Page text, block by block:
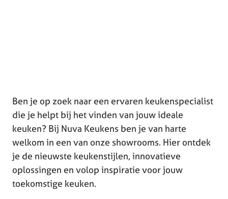
Ben je op zoek naar een ervaren keukenspecialist
die je helpt bij het vinden van jouw ideale
keuken? Bij Nuva Keukens ben je van harte
welkom in een van onze showrooms. Hier ontdek
je de nieuwste keukenstijlen, innovatieve
oplossingen en volop inspiratie voor jouw
toekomstige keuken.